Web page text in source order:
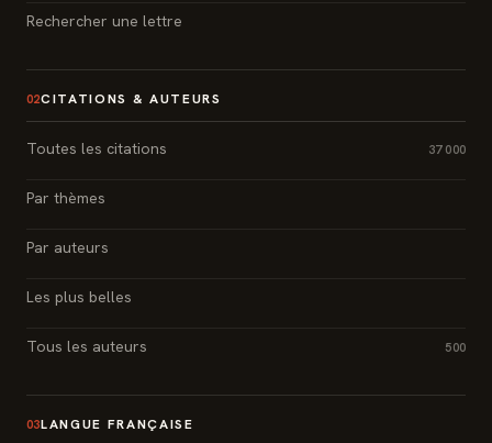
Rechercher une lettre
02CITATIONS & AUTEURS
Toutes les citations 37 000
Par thèmes
Par auteurs
Les plus belles
Tous les auteurs 500
03LANGUE FRANÇAISE